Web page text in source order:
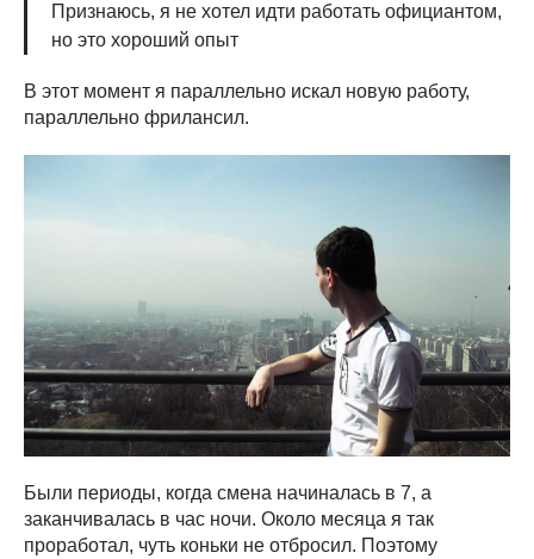
Признаюсь, я не хотел идти работать официантом,
но это хороший опыт
В этот момент я параллельно искал новую работу,
параллельно фрилансил.
Были периоды, когда смена начиналась в 7, а
заканчивалась в час ночи. Около месяца я так
проработал, чуть коньки не отбросил. Поэтому